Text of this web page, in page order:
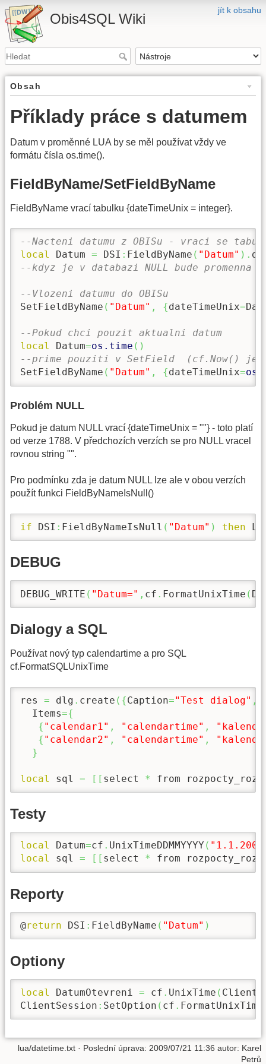
jít k obsahu
Obis4SQL Wiki
Obsah
Příklady práce s datumem
Datum v proměnné LUA by se měl používat vždy ve
formátu čísla os.time().
FieldByName/SetFieldByName
FieldByName vrací tabulku {dateTimeUnix = integer}.
--Nacteni datumu z OBISu - vraci se
local
Datum = DSI : FieldByName ( "Datum" ) .
--kdyz je v databazi NULL bude promenna
--Vlozeni datumu do OBISu
SetFieldByName ( "Datum" , {dateTimeUnix=
--Pokud chci pouzit aktualni datum
local
Datum=os.time ( )
--prime pouziti v SetField  (cf.Now() je
SetFieldByName ( "Datum" , {dateTimeUnix=
Problém NULL
Pokud je datum NULL vrací {dateTimeUnix = ""} - toto platí
od verze 1788. V předchozích verzích se pro NULL vracel
rovnou string "".
Pro podmínku zda je datum NULL lze ale v obou verzích
použít funkci FieldByNameIsNull()
if DSI : FieldByNameIsNull ( "Datum" ) then
DEBUG
DEBUG_WRITE ( "Datum=" , cf . FormatUnixTime (
Dialogy a SQL
Používat nový typ calendartime a pro SQL
cf.FormatSQLUnixTime
res = dlg . create ( {Caption="Test dialog" ,
  Items
={
{ "calendar1" , "calendartime" ,
{ "calendar2" , "calendartime" ,
}
local sql = [ [ select * from
Testy
local Datum=cf . UnixTimeDDMMYYYY (
local
sql = [ [ select * from
Reporty
@return DSI : FieldByName ( "Datum" )
Optiony
local DatumOtevreni = cf . UnixTime (
ClientSession : SetOption ( cf . FormatUnixTime
lua/datetime.txt · Poslední úprava: 2009/07/21 11:36 autor: Karel
Petrů